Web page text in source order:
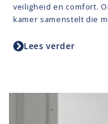
veiligheid en comfort.
kamer samenstelt die
Lees verder